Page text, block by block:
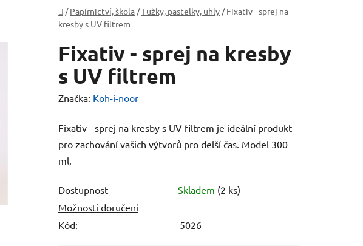
Domů
/ Papírnictví, škola /Tužky, pastelky, uhly / Fixativ - sprej na
kresby s UV filtrem
Fixativ - sprej na kresby
s UV filtrem
Značka: Koh-i-noor
Fixativ - sprej na kresby s UV filtrem je ideální produkt
pro zachování vašich výtvorů pro delší čas. Model 300
ml.
Dostupnost Skladem (2 ks)
Možnosti doručení
Kód:
5026